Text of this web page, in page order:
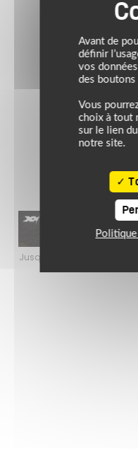
Blouson
Prix
Jusqu’au 24 août 2026,
Avant de
définir
vos
des
Vous
choix à tout
sur le lien
notre site.